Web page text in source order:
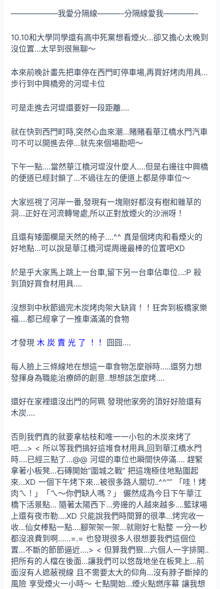
——————我愛分隔線———-分隔線愛我————-
10.10和大學同學還有高中死黨想看煙火…卻又擔心太晚到
沒位置…太早到很無聊～
本來前晚計畫先把車停在西門町停車場,再買好烤肉用具…
步行到中興橋旁的河堤卡位
可是走進去河堤還要好一段距離….
就在快到西門町時,突然心血來潮…賭賭看華江橋水門汽車
可不可以開進去停…就先來個場勘吧～
下午一點….當然華江橋河堤沒什麼人….但是右邊往中興橋
的便道已經封鎖了…不過往左的便道上都是停車位～
大家巡視了河岸一番,發現有一塊剛好都沒有樹和雜草的
洞…正好在河流轉彎處,所以正對放煙火的沙洲呀！
且還有矮圍欄是天然的椅子….^^ 真是個烤肉和看煙火的
好地點…可以說是華江橋河堤周邊最棒的位置吧XD
於是乎大家馬上跳上一台車,留下另一台車佔車位…:P 殺
到頂好買食材用具….
沒想到中秋節過完木炭烤肉架大缺貨！！狂奔到板橋家樂
福….都已經拿了一推車滿滿的食物
才發現木 炭 賣 光 了 ！！ 囧囧….
每人臉上三條線地在想這一車食物怎麼辦時…..還努力想
發揮身為職能治療師的創意..想想該怎麼烤….
還好在家裡還沒出門的阿珮 發現他家旁的頂好好險還有
木炭….
否則我們真的就要拿枯枝和唯一一小包的木炭來烤了
吧….> < 所以等我們搞好這堆食材用具,回到華江橋水門
時….已經三點了…@@ 河堤的車位也瞬間快停滿…. 趕緊
拿著小板凳…石磚開始”圍城之戰” 把這塊極佳地點圍起
來…XD 一個下午烤下來…被很多路人關切..^^”” 「哇！烤
肉ㄟ！」「ㄟ～你們缺人嗎？」 儼然成為今日下午華江
橋下活景點… 隨著太陽西下…旁邊的人越來越多….籃球場
上還有夜市勒….XD 只能說我們時間算的很準…烤完收一
收…仙女棒點一點….腳架架一架…就剛好七點整 一分一秒
都沒浪費到啊……=.= 也發現很多人很想要我們這個位
置…不斷的節節逼近….> < 但算我們狠…六個人一字排開..
把所有的人檔在後面…讓我們可以悠哉地坐在板凳上…前
面沒有人遮蔽視線 且不需要太大的仰角…沒有脖子斷掉的
風險 享受煙火一小時～ 七點開始…煙火點燃序幕 讓我想